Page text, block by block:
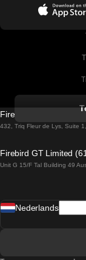
Firebird GT Limited
432, Triq Fleur de Lys, Suite
Firebird GT Limited
Unit G 15/F Tal Building 49
Nederlands